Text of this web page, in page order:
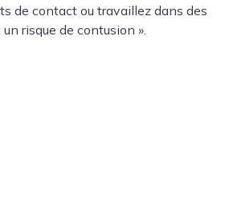
de contact ou travaillez dans des
risque de contusion ».